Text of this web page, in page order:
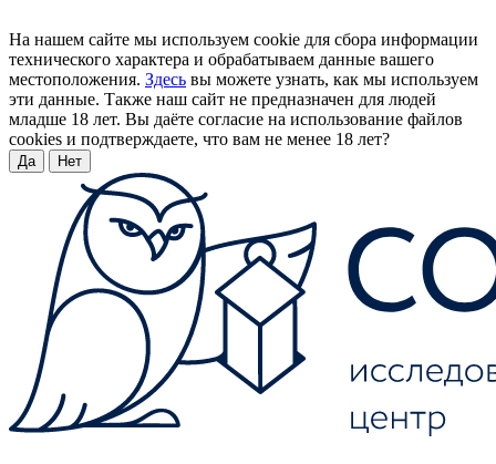
На нашем сайте мы используем cookie для сбора информации
технического характера и обрабатываем данные вашего
местоположения. Здесь вы можете узнать, как мы используем
эти данные. Также наш сайт не предназначен для людей
младше 18 лет. Вы даёте согласие на использование файлов
cookies и подтверждаете, что вам не менее 18 лет?
Да Нет